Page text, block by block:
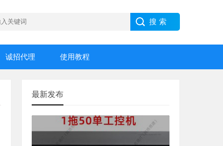
诚招代理 使用教程
最新发布